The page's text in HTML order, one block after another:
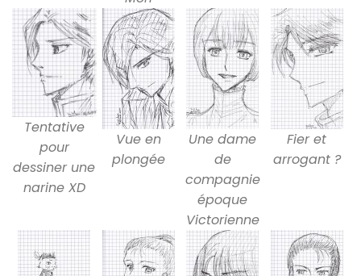
Tentative
pour
dessiner une
narine XD
Vue en
plongée
Une dame
de
compagnie
époque
Victorienne
Fier et
arrogant ?